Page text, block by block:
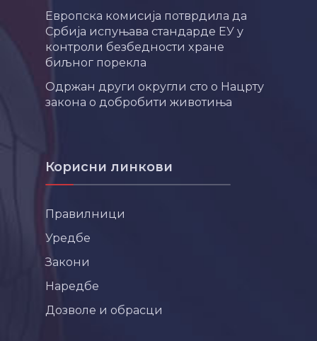
Европска комисија потврдила да
Србија испуњава стандарде ЕУ у
контроли безбедности хране
биљног порекла
Одржан други округли сто о Нацрту
закона о добробити животиња
Корисни линкови
Правилници
Уредбе
Закони
Наредбе
Дозволе и обрасци